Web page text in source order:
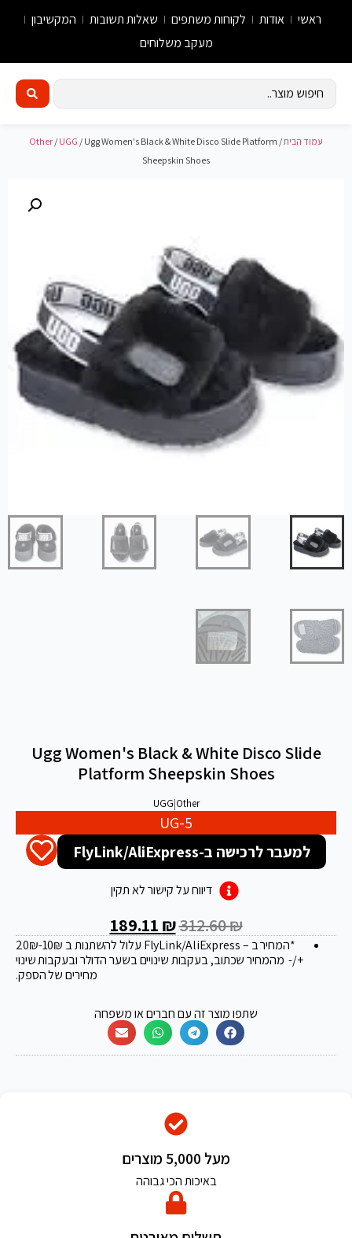
ראשי אודות לקוחות משתפים שאלות תשובות
המקשיבון
מעקב משלוחים
עמוד הבית/
Other / UGG / Ugg Women's Black & White Disco Slide Platform
Sheepskin Shoes
Ugg Women's Black & White Disco Slide
Platform Sheepskin Shoes
Other
|
UGG
UG-5
למעבר לרכישה ב-FlyLink/AliExpress
דיווח על קישור לא תקין
312.60₪
189.11 ₪
*המחיר ב – FlyLink/AliExpress עלול להשתנות ב 20 ₪-10₪
+/- מהמחיר שכתוב, בעקבות שינויים בשער הדולר ובעקבות שינוי
מחירים של הספק.
שתפו מוצר זה עם חברים או משפחה
מעל 5,000 מוצרים
באיכות הכי גבוהה